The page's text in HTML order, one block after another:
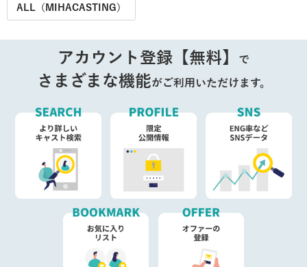
ALL（MIHACASTING）
アカウント登録【無料】 で
さまざまな機能がご利用いただけます。